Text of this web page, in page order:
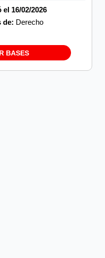
16/02/2026
de: Derecho
BASES